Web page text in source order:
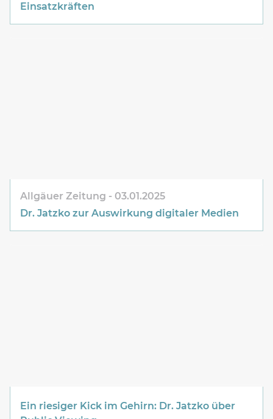
Einsatzkräften
Allgäuer Zeitung
03.01.2025
Dr. Jatzko zur Auswirkung digitaler Medien
Ein riesiger Kick im Gehirn: Dr. Jatzko über